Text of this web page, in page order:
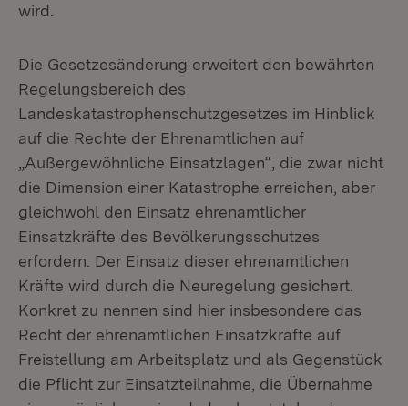
wird.
Die Gesetzesänderung erweitert den bewährten
Regelungsbereich des
Landeskatastrophenschutzgesetzes im Hinblick
auf die Rechte der Ehrenamtlichen auf
„Außergewöhnliche Einsatzlagen“, die zwar nicht
die Dimension einer Katastrophe erreichen, aber
gleichwohl den Einsatz ehrenamtlicher
Einsatzkräfte des Bevölkerungsschutzes
erfordern. Der Einsatz dieser ehrenamtlichen
Kräfte wird durch die Neuregelung gesichert.
Konkret zu nennen sind hier insbesondere das
Recht der ehrenamtlichen Einsatzkräfte auf
Freistellung am Arbeitsplatz und als Gegenstück
die Pflicht zur Einsatzteilnahme, die Übernahme